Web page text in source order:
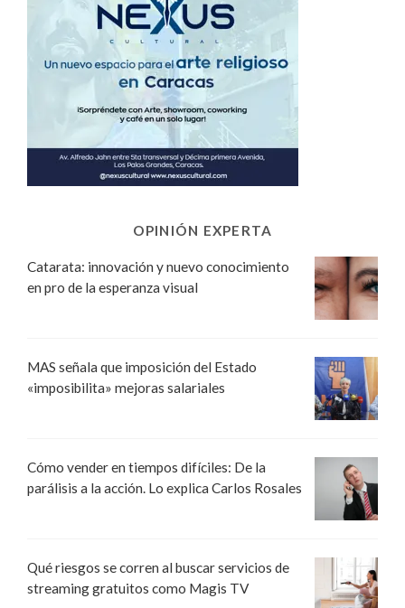
OPINIÓN EXPERTA
Catarata: innovación y nuevo conocimiento
en pro de la esperanza visual
MAS señala que imposición del Estado
«imposibilita» mejoras salariales
Cómo vender en tiempos difíciles: De la
parálisis a la acción. Lo explica Carlos Rosales
Qué riesgos se corren al buscar servicios de
streaming gratuitos como Magis TV